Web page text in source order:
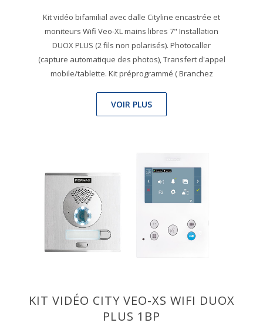
Kit vidéo bifamilial avec dalle Cityline encastrée et
moniteurs Wifi Veo-XL mains libres 7" Installation
DUOX PLUS (2 fils non polarisés). Photocaller
(capture automatique des photos), Transfert d'appel
mobile/tablette. Kit préprogrammé ( Branchez
VOIR PLUS
KIT VIDÉO CITY VEO-XS WIFI DUOX
PLUS 1BP